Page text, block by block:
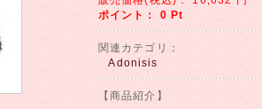
ポイント： 0 Pt
関連カテゴリ：
Adonisis
【商品紹介】